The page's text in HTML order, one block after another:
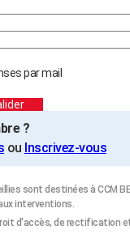
par mail
?
ou Inscrivez-vous
sont destinées à CCM
interventions.
d'accès, de rectification